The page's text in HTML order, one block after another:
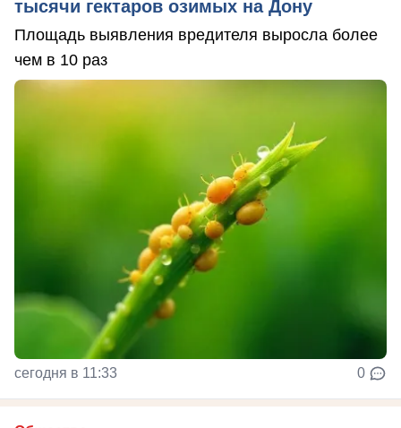
тысячи гектаров озимых на Дону
Площадь выявления вредителя выросла более
чем в 10 раз
сегодня в 11:33 0